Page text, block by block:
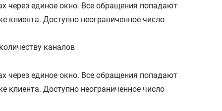
через единое окно. Все обращения попадают
Доступно неограниченное число
каналов
через единое окно. Все обращения попадают
Доступно неограниченное число